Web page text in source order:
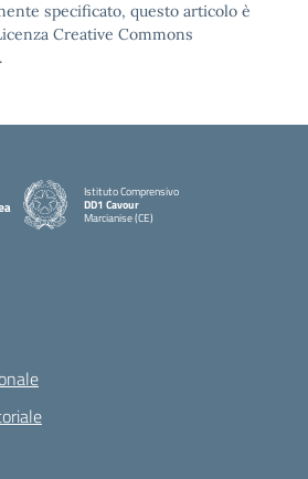
specificato, questo articolo è
Creative Commons
Istituto Comprensivo
DD1 Cavour
Marcianise (CE)